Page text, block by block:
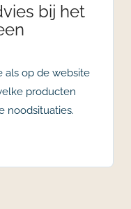
bij het
als op de website
producten
noodsituaties.